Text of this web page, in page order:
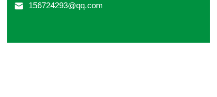
156724293@qq.com